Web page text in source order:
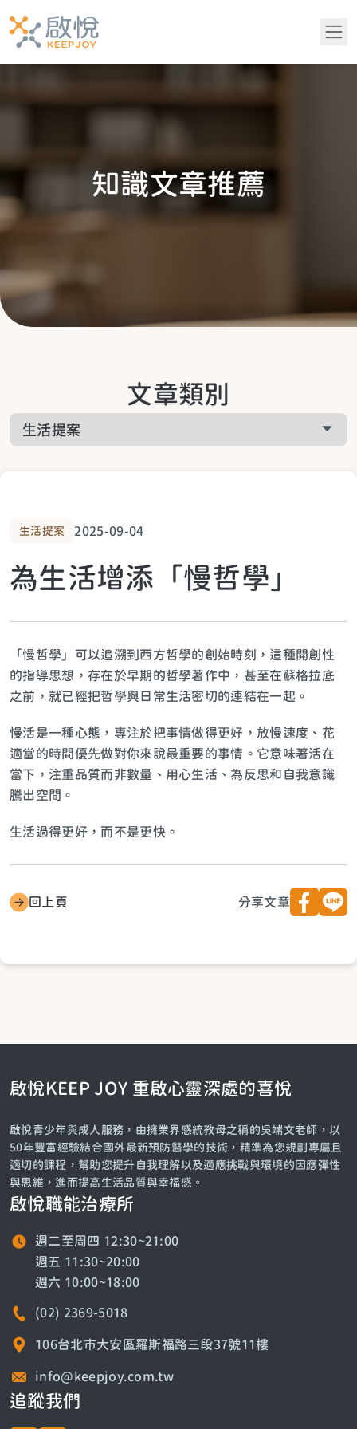
青少年專區
知識文章推薦
生活提案
關於課程相關
知識文章推薦
文章類別
生活提案 2025-09-04
為生活增添「慢哲學」
「慢哲學」可以追溯到西方哲學的創始時刻，這種開創性
的指導思想，存在於早期的哲學著作中，甚至在蘇格拉底
之前，就已經把哲學與日常生活密切的連結在一起。
慢活是一種心態 ，專注於把事情做得更好，放慢速度、花
適當的時間優先做對你來說最重要的事情。它意味著活在
當下，注重品質而非數量、用心生活、為反思和自我意識
騰出空間。
生活過得更好，而不是更快。
回上頁 分享文章
啟悅KEEP JOY 重啟心靈深處的喜悅
啟悅青少年與成人服務，由擁業界感統教母之稱的吳端文老師，以
50年豐富經驗結合國外最新預防醫學的技術，精準為您規劃專屬且
適切的課程，幫助您提升自我理解以及適應挑戰與環境的因應彈性
與思維，進而提高生活品質與幸福感。
啟悅職能治療所
週二至周四 12:30~21:00
週五 11:30~20:00
週六 10:00~18:00
(02) 2369-5018
106台北市大安區羅斯福路三段37號11樓
info@keepjoy.com.tw
追蹤我們